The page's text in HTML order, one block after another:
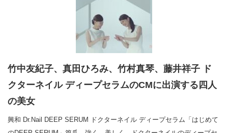
竹中友紀子、真田ひろみ、竹村真琴、藤井祥子 ド
クターネイル ディープセラムのCMに出演する四人
の美女
興和 Dr.Nail DEEP SERUM ドクターネイル ディープセラム「はじめて